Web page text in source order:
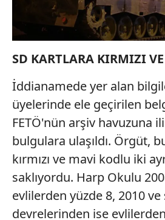
SD KARTLARA KIRMIZI
İddianamede yer alan
üyelerinde ele geçirilen
FETÖ'nün arşiv havuzuna
bulgulara ulaşıldı. Örgüt,
kırmızı ve mavi kodlu iki
saklıyordu. Harp Okulu
evlilerden yüzde 8, 2010 ve
devrelerinden ise